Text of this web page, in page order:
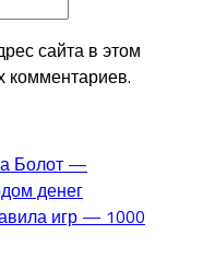
сайта в этом
комментариев.
Болот —
денег
игр — 1000